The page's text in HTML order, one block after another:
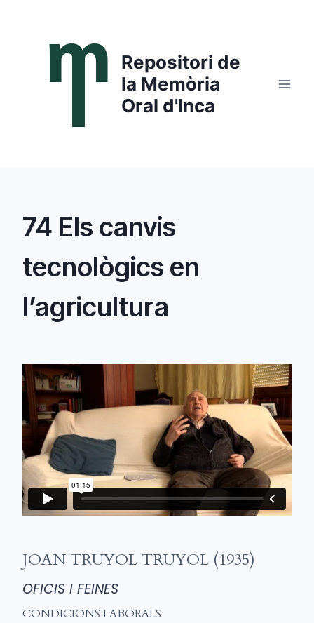
contenido
Repositori de
la Memòria
Oral d'Inca
74 Els canvis
tecnològics en
l’agricultura
JOAN TRUYOL TRUYOL (1935)
OFICIS I FEINES
CONDICIONS LABORALS